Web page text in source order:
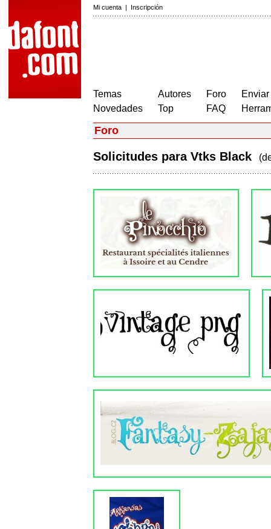
Mi cuenta | Inscripción
Temas
Novedades
Autores
Top
Foro
FAQ
Foro
Solicitudes para Vtks Black